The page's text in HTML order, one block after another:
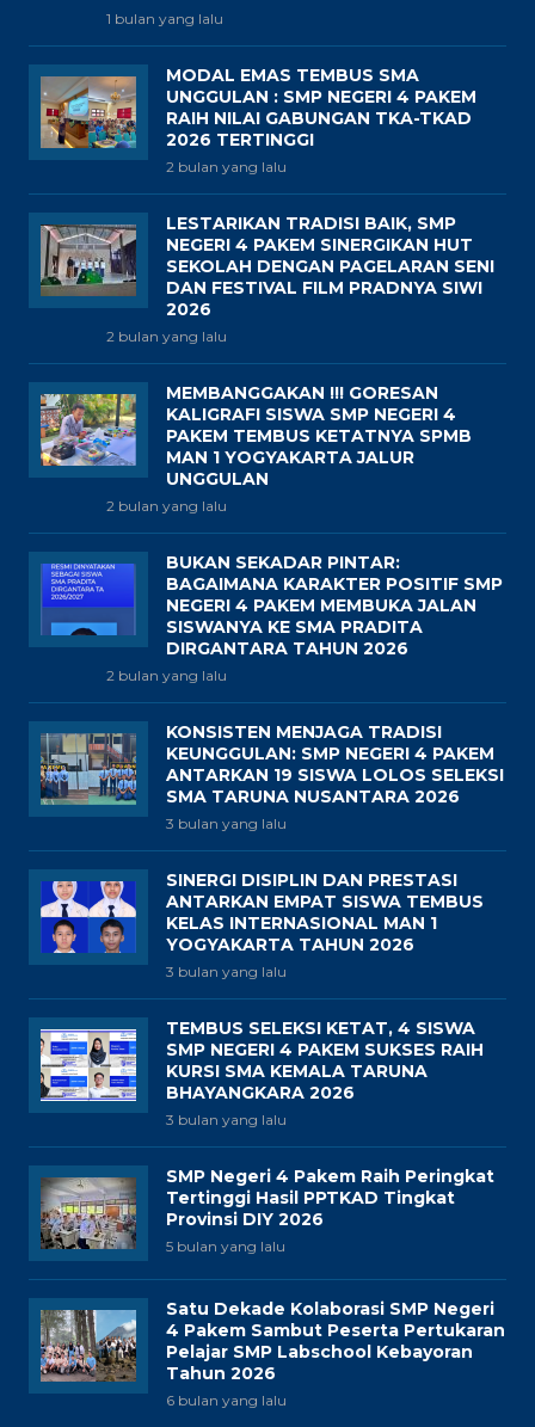
1 bulan yang lalu
MODAL EMAS TEMBUS SMA
UNGGULAN : SMP NEGERI 4 PAKEM
RAIH NILAI GABUNGAN TKA-TKAD
2026 TERTINGGI
2 bulan yang lalu
LESTARIKAN TRADISI BAIK, SMP
NEGERI 4 PAKEM SINERGIKAN HUT
SEKOLAH DENGAN PAGELARAN SENI
DAN FESTIVAL FILM PRADNYA SIWI
2026
2 bulan yang lalu
MEMBANGGAKAN !!! GORESAN
KALIGRAFI SISWA SMP NEGERI 4
PAKEM TEMBUS KETATNYA SPMB
MAN 1 YOGYAKARTA JALUR
UNGGULAN
2 bulan yang lalu
BUKAN SEKADAR PINTAR:
BAGAIMANA KARAKTER POSITIF SMP
NEGERI 4 PAKEM MEMBUKA JALAN
SISWANYA KE SMA PRADITA
DIRGANTARA TAHUN 2026
2 bulan yang lalu
KONSISTEN MENJAGA TRADISI
KEUNGGULAN: SMP NEGERI 4 PAKEM
ANTARKAN 19 SISWA LOLOS SELEKSI
SMA TARUNA NUSANTARA 2026
3 bulan yang lalu
SINERGI DISIPLIN DAN PRESTASI
ANTARKAN EMPAT SISWA TEMBUS
KELAS INTERNASIONAL MAN 1
YOGYAKARTA TAHUN 2026
3 bulan yang lalu
TEMBUS SELEKSI KETAT, 4 SISWA
SMP NEGERI 4 PAKEM SUKSES RAIH
KURSI SMA KEMALA TARUNA
BHAYANGKARA 2026
3 bulan yang lalu
SMP Negeri 4 Pakem Raih Peringkat
Tertinggi Hasil PPTKAD Tingkat
Provinsi DIY 2026
5 bulan yang lalu
Satu Dekade Kolaborasi SMP Negeri
4 Pakem Sambut Peserta Pertukaran
Pelajar SMP Labschool Kebayoran
Tahun 2026
6 bulan yang lalu